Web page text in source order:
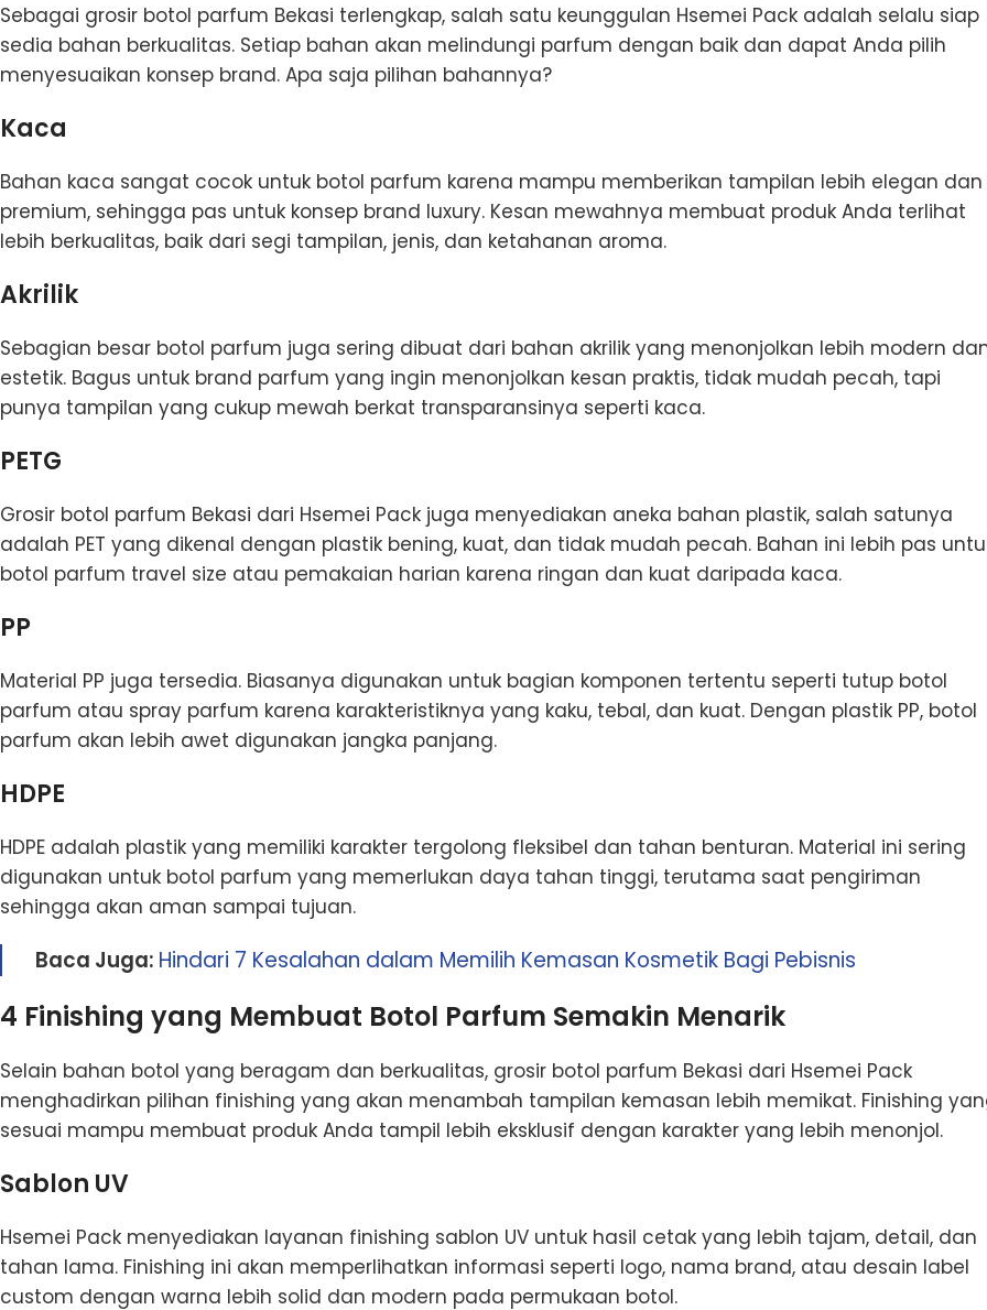
Sebagai grosir botol parfum Bekasi terlengkap, salah satu keunggulan Hsemei Pack adalah selalu siap
sedia bahan berkualitas. Setiap bahan akan melindungi parfum dengan baik dan dapat Anda pilih
menyesuaikan konsep brand. Apa saja pilihan bahannya?
Kaca
Bahan kaca sangat cocok untuk botol parfum karena mampu memberikan tampilan lebih elegan dan
premium, sehingga pas untuk konsep brand luxury. Kesan mewahnya membuat produk Anda terlihat
lebih berkualitas, baik dari segi tampilan, jenis, dan ketahanan aroma.
Akrilik
Sebagian besar botol parfum juga sering dibuat dari bahan akrilik yang menonjolkan lebih modern
estetik. Bagus untuk brand parfum yang ingin menonjolkan kesan praktis, tidak mudah pecah, tapi
punya tampilan yang cukup mewah berkat transparansinya seperti kaca.
PETG
Grosir botol parfum Bekasi dari Hsemei Pack juga menyediakan aneka bahan plastik, salah satunya
adalah PET yang dikenal dengan plastik bening, kuat, dan tidak mudah pecah. Bahan ini lebih pas
botol parfum travel size atau pemakaian harian karena ringan dan kuat daripada kaca.
PP
Material PP juga tersedia. Biasanya digunakan untuk bagian komponen tertentu seperti tutup botol
parfum atau spray parfum karena karakteristiknya yang kaku, tebal, dan kuat. Dengan plastik PP, botol
parfum akan lebih awet digunakan jangka panjang.
HDPE
HDPE adalah plastik yang memiliki karakter tergolong fleksibel dan tahan benturan. Material ini sering
digunakan untuk botol parfum yang memerlukan daya tahan tinggi, terutama saat pengiriman
sehingga akan aman sampai tujuan.
Baca Juga: Hindari 7 Kesalahan dalam Memilih Kemasan Kosmetik Bagi Pebisnis
4 Finishing yang Membuat Botol Parfum Semakin Menarik
Selain bahan botol yang beragam dan berkualitas, grosir botol parfum Bekasi dari Hsemei Pack
menghadirkan pilihan finishing yang akan menambah tampilan kemasan lebih memikat. Finishing
sesuai mampu membuat produk Anda tampil lebih eksklusif dengan karakter yang lebih menonjol.
Sablon UV
Hsemei Pack menyediakan layanan finishing sablon UV untuk hasil cetak yang lebih tajam, detail, dan
tahan lama. Finishing ini akan memperlihatkan informasi seperti logo, nama brand, atau desain label
custom dengan warna lebih solid dan modern pada permukaan botol.